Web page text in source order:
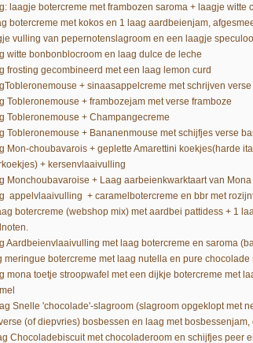
laagje botercreme met frambozen saroma + laagje
botercreme met kokos en 1 laag aardbeienjam,
vulling van pepernotenslagroom en een laagje
witte bonbonblocroom en laag dulce de leche
frosting gecombineerd met een laag lemon curd
+ sinaasappelcreme met schrijven verse
Tobleronemouse + frambozejam met verse framboze
Tobleronemouse + Champangecreme
Tobleronemouse + Bananenmouse met schijfjes verse
Mon-choubavarois + geplette Amarettini koekjes(harde
+ kersenvlaaivulling
Monchoubavaroise + Laag aarbeienkwarktaart van Mona
appelvlaaivulling + caramelbotercreme en bbr met
botercreme (webshop mix) met aardbei pattidess + 1
Aardbeienvlaaivulling met laag botercreme en saroma
meringue botercreme met laag nutella en pure chocolade
mona toetje stroopwafel met een dijkje botercreme met
Snelle 'chocolade'-slagroom (slagroom opgeklopt met
(of diepvries) bosbessen en laag met
Chocoladebiscuit met chocoladeroom en schijfjes peer